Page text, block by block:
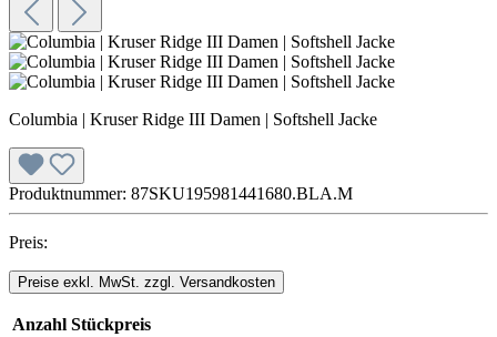
Columbia | Kruser Ridge III Damen | Softshell Jacke
Produktnummer: 87SKU195981441680.BLA.M
Preis:
Preise exkl. MwSt. zzgl. Versandkosten
Anzahl Stückpreis